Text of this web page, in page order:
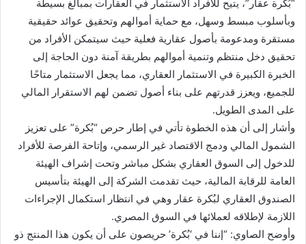
“بُكرة عقار”، يتيح للأفراد الاستثمار في العقارات بمبالغ بسيطة
وبأسلوب مبسط وسهل، مع حماية أموالهم وتحقيق عوائد حقيقية
مستقرة ومدعومة بأصول عقارية فعلية حيث سيتمكن الأفراد من
تحقيق دخل منتظم وتنمية أموالهم بطريقة آمنة دون الحاجة إلى
الخبرة الكبيرة في الاستثمار العقاري، مما يجعل الاستثمار متاحًا
للجميع، ويعزز قدرتهم على بناء أصول تضمن لهم الاستقرار المالي
على المدى الطويل.
وأشار إلى أن هذه الخطوة تأتي في إطار حرص “بُكرة” على تعزيز
الشمول المالي ودمج الاقتصاد غير الرسمي، وإتاحة الفرصة للأفراد
للدخول إلى السوق العقاري بشكل مباشر وتحت إشراف الهيئة
العامة للرقابة المالية، حيث تقدمت الشركة إلى الهيئة بتأسيس
الصندوق العقاري لبُكرة عقار وهي في انتظار استكمال الإجراءات
اللازمة لإطلاقه لعملائها في السوق المصري.
وأوضح الصاوي: “إننا في ‘بُكرة’ حريصون على أن يكون هذا المنتج ذو